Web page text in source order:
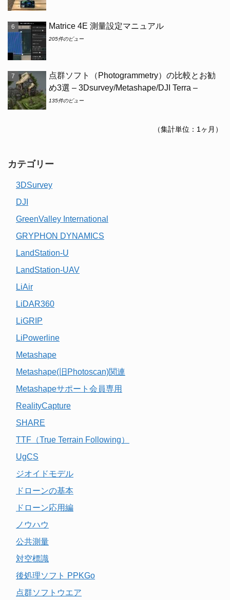
Matrice 4E 測量設定マニュアル
205件のビュー
点群ソフト（Photogrammetry）の比較とお勧
め3選 – 3Dsurvey/Metashape/DJI Terra –
135件のビュー
（集計単位：1ヶ月）
カテゴリー
3DSurvey
DJI
GreenValley International
GRYPHON DYNAMICS
LandStation-U
LandStation-UAV
LiAir
LiDAR360
LiGRIP
LiPowerline
Metashape
Metashape(旧Photoscan)関連
Metashapeサポート会員専用
RealityCapture
SHARE
TTF（True Terrain Following）
UgCS
ジオイドモデル
ドローンの基本
ドローン応用編
ノウハウ
公共測量
対空標識
後処理ソフト PPKGo
点群ソフトウエア